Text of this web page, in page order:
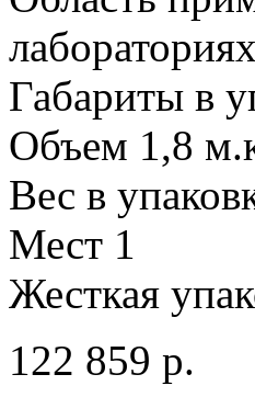
Габариты в
Объем 1,8
Вес в
Мест 1
Жесткая
122 859 р.